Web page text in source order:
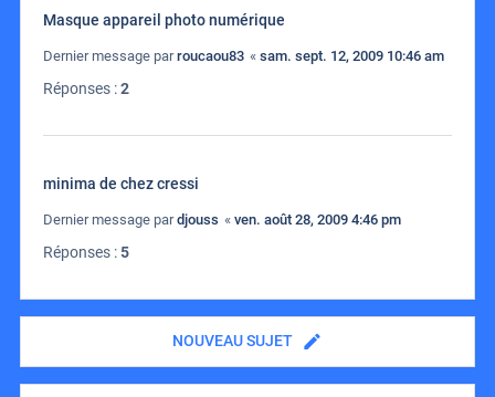
Masque appareil photo numérique
Dernier message parroucaou83 « sam. sept. 12, 2009 10:46 am
Réponses :2
minima de chez cressi
Dernier message pardjouss « ven. août 28, 2009 4:46 pm
Réponses :5
NOUVEAU SUJET